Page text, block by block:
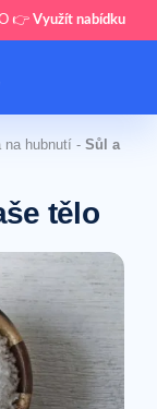
👉 Využít nabídku
na hubnutí - Sůl a
tělo